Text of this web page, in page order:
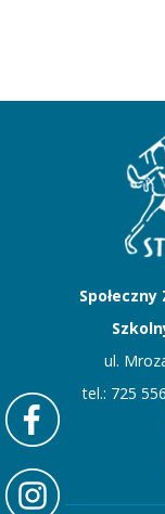
ul.
tel.: 725